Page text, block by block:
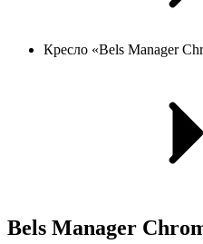
Кресло «Bels Manager
Bels Manager